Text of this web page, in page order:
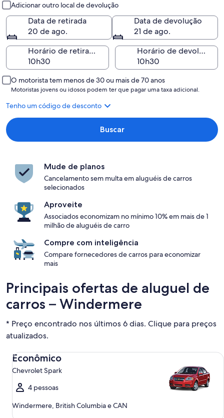
Adicionar outro local de devolução
Data de retirada
20 de ago.
Data de devolução
21 de ago.
Horário de retirada
Horário de devolução
O motorista tem menos de 30 ou mais de 70 anos
Motoristas jovens ou idosos podem ter que pagar uma taxa adicional.
Tenho um código de desconto
Buscar
Mude de planos
Cancelamento sem multa em aluguéis de carros
selecionados
Aproveite
Associados economizam no mínimo 10% em mais de 1
milhão de aluguéis de carro
Compre com inteligência
Compare fornecedores de carros para economizar
mais
Principais ofertas de aluguel de
carros – Windermere
* Preço encontrado nos últimos 6 dias. Clique para preços
atualizados.
Econômico
Chevrolet Spark
4 pessoas
Windermere, British Columbia e CAN
Econômico Chevrolet Spark